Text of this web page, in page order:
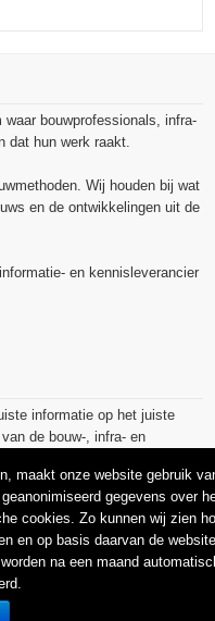
bouwprofessionals, infra-
dat hun werk raakt.
Wij houden bij wat
en de ontwikkelingen uit de
en kennisleverancier
informatie op het juiste
de bouw-, infra- en
illustraties en foto’s zijn ofwel
het betreffende bericht, of
verschafte licentie(s) en
bij Shutterstock en/of 123RF.
maakt onze website gebruik
gegevens over
cookies. Zo kunnen wij zien
en op basis daarvan de website
na een maand